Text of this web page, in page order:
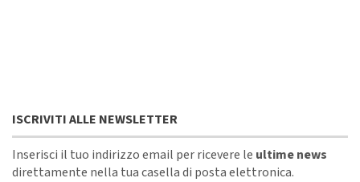
ISCRIVITI ALLE NEWSLETTER
Inserisci il tuo indirizzo email per ricevere le ultime news
direttamente nella tua casella di posta elettronica.